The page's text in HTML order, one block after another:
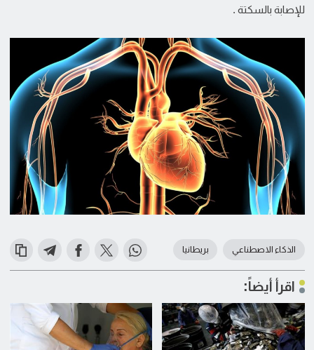
للإصابة بالسكتة .
الذكاء الاصطناعي بريطانيا
اقرأ أيضاً: